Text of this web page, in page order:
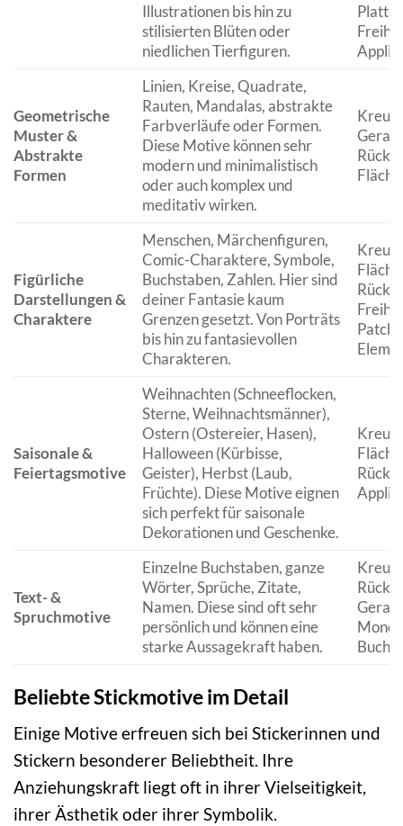
Illustrationen bis hin zu
stilisierten Blüten oder
niedlichen Tierfiguren.
Geometrische
Muster &
Abstrakte
Formen
Linien, Kreise, Quadrate,
Rauten, Mandalas, abstrakte
Farbverläufe oder Formen.
Diese Motive können sehr
modern und minimalistisch
oder auch komplex und
meditativ wirken.
Figürliche
Darstellungen &
Charaktere
Menschen, Märchenfiguren,
Comic-Charaktere, Symbole,
Buchstaben, Zahlen. Hier sind
deiner Fantasie kaum
Grenzen gesetzt. Von Porträts
bis hin zu fantasievollen
Charakteren.
Saisonale &
Feiertagsmotive
Weihnachten (Schneeflocken,
Sterne, Weihnachtsmänner),
Ostern (Ostereier, Hasen),
Halloween (Kürbisse,
Geister), Herbst (Laub,
Früchte). Diese Motive eignen
sich perfekt für saisonale
Dekorationen und Geschenke.
Text- &
Spruchmotive
Einzelne Buchstaben, ganze
Wörter, Sprüche, Zitate,
Namen. Diese sind oft sehr
persönlich und können eine
starke Aussagekraft haben.
Beliebte Stickmotive im Detail
Einige Motive erfreuen sich bei Stickerinnen und
Stickern besonderer Beliebtheit. Ihre
Anziehungskraft liegt oft in ihrer Vielseitigkeit,
ihrer Ästhetik oder ihrer Symbolik.